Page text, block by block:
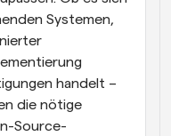
Systemen,
handelt –
die nötige
Source-